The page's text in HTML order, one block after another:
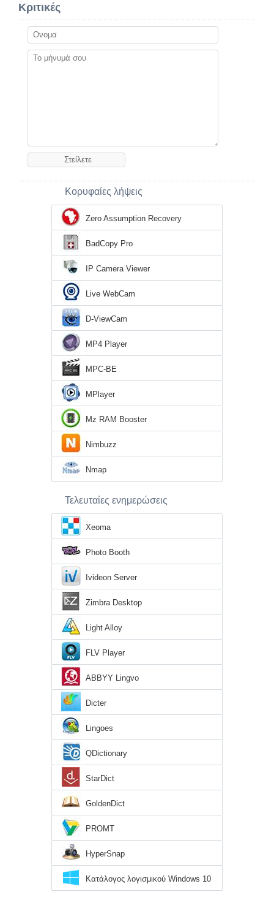
Κριτικές
Κορυφαίες λήψεις
Zero Assumption Recovery
BadCopy Pro
IP Camera Viewer
Live WebCam
D-ViewCam
MP4 Player
MPC-BE
MPlayer
Mz RAM Booster
Nimbuzz
Nmap
Τελευταίες ενημερώσεις
Xeoma
Photo Booth
Ivideon Server
Zimbra Desktop
Light Alloy
FLV Player
ABBYY Lingvo
Dicter
Lingoes
QDictionary
StarDict
GoldenDict
PROMT
HyperSnap
Κατάλογος λογισμικού Windows 10